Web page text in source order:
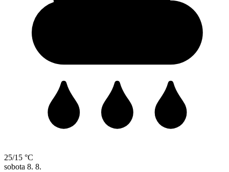
25/15 °C
sobota 8. 8.